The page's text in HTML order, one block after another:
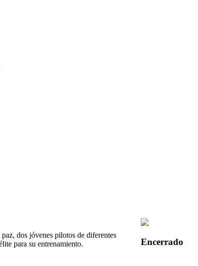
dos jóvenes pilotos de diferentes
para su entrenamiento.
Encerrado